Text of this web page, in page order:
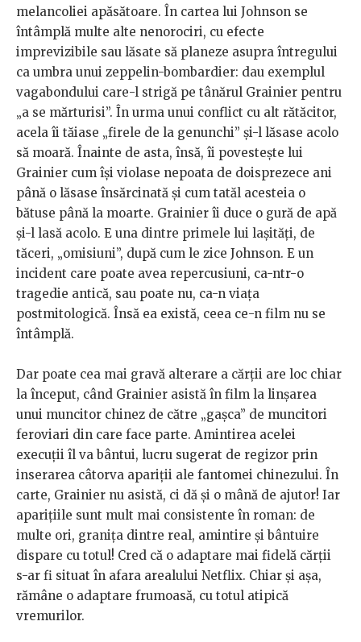
melancoliei apăsătoare. În cartea lui Johnson se
întâmplă multe alte nenorociri, cu efecte
imprevizibile sau lăsate să planeze asupra întregului
ca umbra unui zeppelin-bombardier: dau exemplul
vagabondului care-l strigă pe tânărul Grainier pentru
„a se mărturisi”. În urma unui conflict cu alt rătăcitor,
acela îi tăiase „firele de la genunchi” și-l lăsase acolo
să moară. Înainte de asta, însă, îi povestește lui
Grainier cum își violase nepoata de doisprezece ani
până o lăsase însărcinată și cum tatăl acesteia o
bătuse până la moarte. Grainier îi duce o gură de apă
și-l lasă acolo. E una dintre primele lui lașități, de
tăceri, „omisiuni”, după cum le zice Johnson. E un
incident care poate avea repercusiuni, ca-ntr-o
tragedie antică, sau poate nu, ca-n viața
postmitologică. Însă ea există, ceea ce-n film nu se
întâmplă.
Dar poate cea mai gravă alterare a cărții are loc chiar
la început, când Grainier asistă în film la linșarea
unui muncitor chinez de către „gașca” de muncitori
feroviari din care face parte. Amintirea acelei
execuții îl va bântui, lucru sugerat de regizor prin
inserarea câtorva apariții ale fantomei chinezului. În
carte, Grainier nu asistă, ci dă și o mână de ajutor! Iar
aparițiile sunt mult mai consistente în roman: de
multe ori, granița dintre real, amintire și bântuire
dispare cu totul! Cred că o adaptare mai fidelă cărții
s-ar fi situat în afara arealului Netflix. Chiar și așa,
rămâne o adaptare frumoasă, cu totul atipică
vremurilor.